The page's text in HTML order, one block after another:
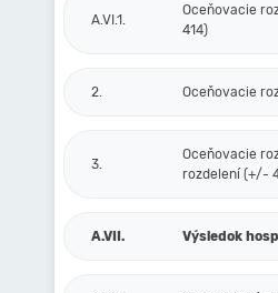
A.VI.1.
Oceňovacie
414)
2. Oceňovacie
3.
Oceňovacie
rozdelení (+/-
A.VII. Výsledok